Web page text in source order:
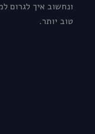
ונחשוב איך לגרום
טוב יותר.